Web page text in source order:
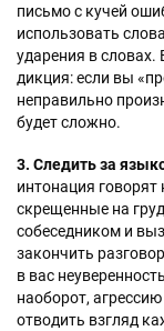
письмо с кучей
использовать
ударения в
дикция: если вы
неправильно
будет сложно.
3. Следить за
интонация
скрещенные на
собеседником и
закончить
в вас
наоборот,
отводить взгляд